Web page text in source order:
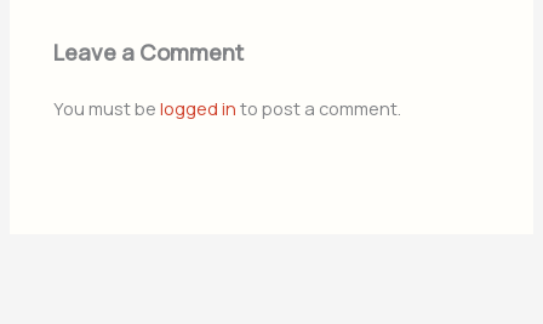
Leave a Comment
You must belogged in to post a comment.